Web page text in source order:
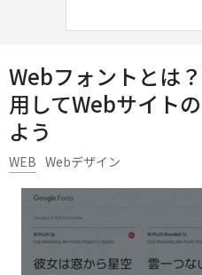
Webフォントとは
用してWebサイト
よう
WEB Webデザイン